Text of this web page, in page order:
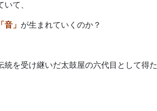
て、
「音」 が生まれていくのか？
を受け継いだ太鼓屋の六代目として得た